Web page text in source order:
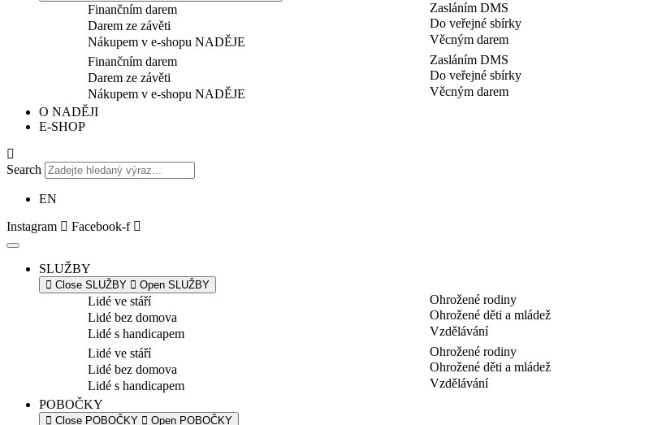
Finančním darem
Darem ze závěti
Nákupem v e-shopu NADĚJE
Zasláním DMS
Do veřejné sbírky
Věcným darem
Finančním darem
Darem ze závěti
Nákupem v e-shopu NADĚJE
Zasláním DMS
Do veřejné sbírky
Věcným darem
O NADĚJI
E-SHOP
Search
EN
Instagram
Facebook-f
SLUŽBY
Close SLUŽBY Open SLUŽBY
Lidé ve stáří
Lidé bez domova
Lidé s handicapem
Ohrožené rodiny
Ohrožené děti a mládež
Vzdělávání
Lidé ve stáří
Lidé bez domova
Lidé s handicapem
Ohrožené rodiny
Ohrožené děti a mládež
Vzdělávání
POBOČKY
Close POBOČKY Open POBOČKY